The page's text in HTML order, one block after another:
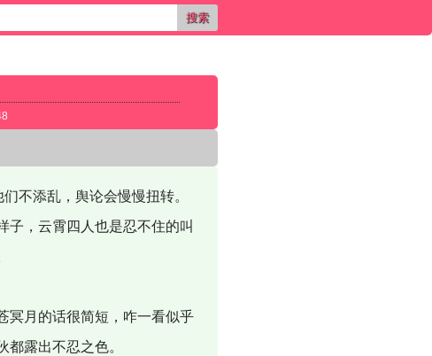
搜索
不添乱，舆论会慢慢扭转。
，云霄四人也是忍不住的叫
冥月的话很简短，咋一看似乎
露出不忍之色。